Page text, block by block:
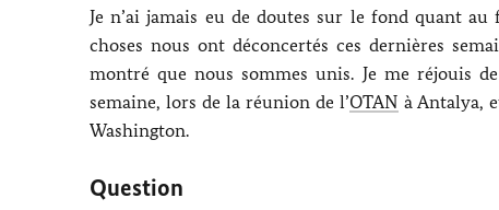
Je n’ai jamais eu de doutes sur le fond quant
choses nous ont déconcertés ces dernières
montré que nous sommes unis. Je me réjouis
semaine, lors de la réunion de l’OTAN à Antalya,
Washington.
Question